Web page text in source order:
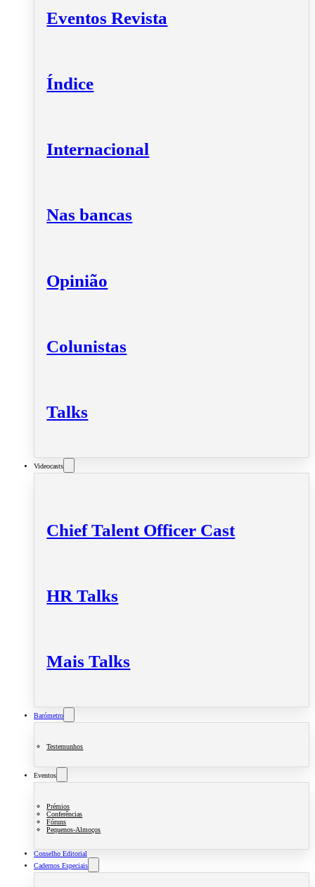
Eventos Revista
Índice
Internacional
Nas bancas
Opinião
Colunistas
Talks
Videocasts
Chief Talent Officer Cast
HR Talks
Mais Talks
Barómetro
Testemunhos
Eventos
Prémios
Conferências
Fóruns
Pequenos-Almoços
Conselho Editorial
Cadernos Especiais